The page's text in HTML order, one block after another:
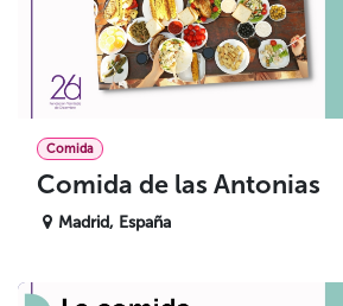
Comida
Comida de las Antonias
Madrid, España